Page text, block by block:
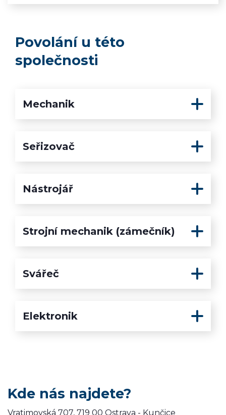
Povolání u této
společnosti
Mechanik
Seřizovač
Nástrojář
Strojní mechanik (zámečník)
Svářeč
Elektronik
Kde nás najdete?
Vratimovská 707, 719 00 Ostrava - Kunčice